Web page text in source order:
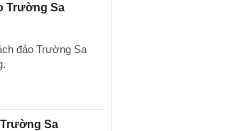
Trường Sa
đảo Trường Sa
Sa